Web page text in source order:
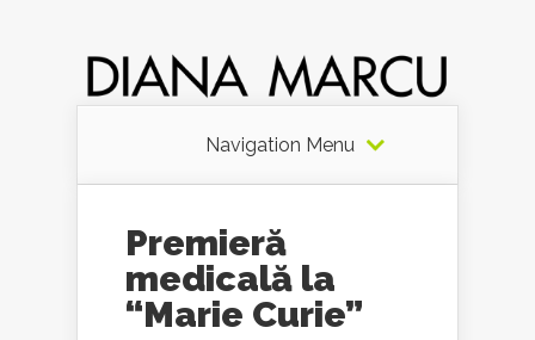
Navigation Menu
Premieră
medicală la
“Marie Curie”